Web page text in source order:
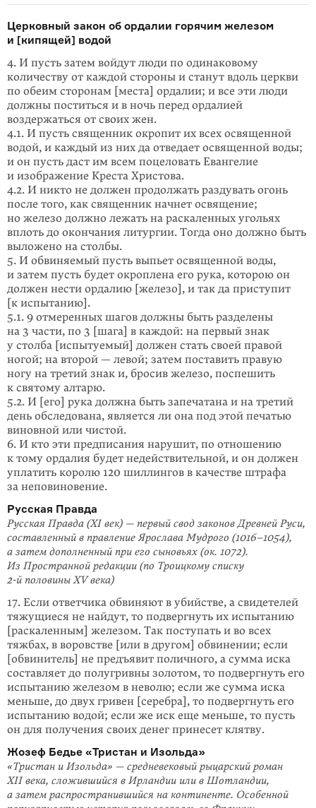
Церковный закон об ордалии горячим железом
и [кипящей] водой
4. И пусть затем войдут люди по одинаковому
количеству от каждой стороны и станут вдоль церкви
по обеим сторонам [места] ордалии; и все эти люди
должны поститься и в ночь перед ордалией
воздержаться от своих жен.
4.1. И пусть священник окропит их всех освященной
водой, и каждый из них да отведает освященной воды;
и он пусть даст им всем поцеловать Евангелие
и изображение Креста Христова.
4.2. И никто не должен продолжать раздувать огонь
после того, как священник начнет освящение;
но железо должно лежать на раскаленных угольях
вплоть до окончания литургии. Тогда оно должно быть
выложено на столбы.
5. И обвиняемый пусть выпьет освященной воды,
и затем пусть будет окроплена его рука, которою он
должен нести ордалию [железо], и так да приступит
[к испытанию].
5.1. 9 отмеренных шагов должны быть разделены
на 3 части, по 3 [шага] в каждой: на первый знак
у столба [испытуемый] должен стать своей правой
ногой; на второй — левой; затем поставить правую
ногу на третий знак и, бросив железо, поспешить
к святому алтарю.
5.2. И [его] рука должна быть запечатана и на третий
день обследована, является ли она под этой печатью
виновной или чистой.
6. И кто эти предписания нарушит, по отношению
к тому ордалия будет недействительной, и он должен
уплатить королю 120 шиллингов в качестве штрафа
за неповиновение.
Русская Правда
Русская Правда (XI век) — первый свод законов Древней Руси,
составленный в правление Ярослава Мудрого (1016–1054),
а затем дополненный при его сыновьях (ок. 1072).
Из Пространной редакции (по Троицкому списку
2‑й половины XV века)
17. Если ответчика обвиняют в убийстве, а свидетелей
тяжущиеся не найдут, то подвергнуть их испытанию
[раскаленным] железом. Так поступать и во всех
тяжбах, в воровстве [или в другом] обвинении; если
[обвинитель] не предъявит поличного, а сумма иска
составляет до полугривны золотом, то подвергнуть его
испытанию железом в неволю; если же сумма иска
меньше, до двух гривен [серебра], то подвергнуть его
испытанию водой; если же иск еще меньше, то пусть
он для получения своих денег принесет клятву.
Жозеф Бедье «Тристан и Изольда»
«Тристан и Изольда» — средневековый рыцарский роман
XII века, сложившийся в Ирландии или в Шотландии,
а затем распространившийся на континенте. Особенной